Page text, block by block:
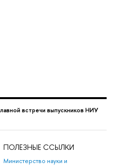
встречи выпускников НИУ
ПОЛЕЗНЫЕ ССЫЛКИ
Министерство науки и